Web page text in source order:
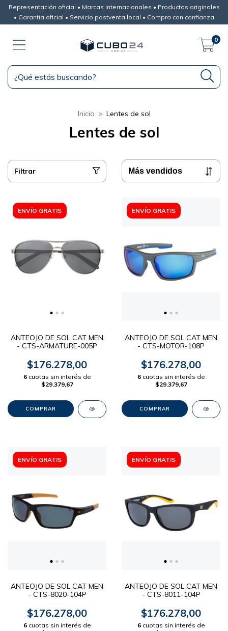
Representación oficial • Marcas internacionales • Productos originales
• Garantía oficial • Servicio postventa local • Compra con confianza
0
Inicio > Lentes de sol
Lentes de sol
Filtrar
ENVÍO GRATIS
ANTEOJO DE SOL CAT MEN
- CTS-ARMATURE-005P
$176.278,00
6 cuotas sin interés de
$29.379,67
ENVÍO GRATIS
ANTEOJO DE SOL CAT MEN
- CTS-MOTOR-108P
$176.278,00
6 cuotas sin interés de
$29.379,67
ENVÍO GRATIS
ANTEOJO DE SOL CAT MEN
- CTS-8020-104P
$176.278,00
6 cuotas sin interés de
ENVÍO GRATIS
ANTEOJO DE SOL CAT MEN
- CTS-8011-104P
$176.278,00
6 cuotas sin interés de